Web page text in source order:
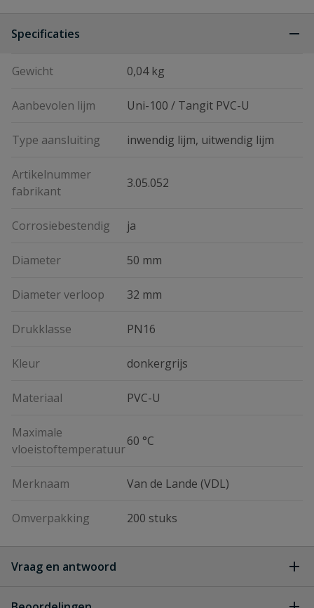
Specificaties
Gewicht 0,04 kg
Aanbevolen lijm Uni-100 / Tangit PVC-U
Type aansluiting inwendig lijm, uitwendig lijm
Artikelnummer
fabrikant
3.05.052
Corrosiebestendig ja
Diameter 50 mm
Diameter verloop 32 mm
Drukklasse PN16
Kleur donkergrijs
Materiaal PVC-U
Maximale
vloeistoftemperatuur
60 °C
Merknaam Van de Lande (VDL)
Omverpakking 200 stuks
Vraag en antwoord